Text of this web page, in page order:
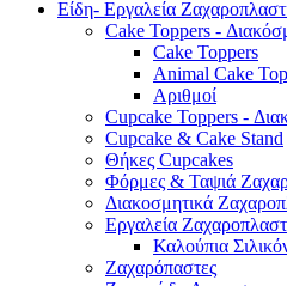
Είδη- Εργαλεία
Cake Toppers -
Cake Toppers
Animal Cake
Αριθμοί
Cupcake Toppers -
Cupcake & Cake Stand
Θήκες Cupcakes
Φόρμες & Ταψιά
Διακοσμητικά
Εργαλεία
Καλούπια
Ζαχαρόπαστες